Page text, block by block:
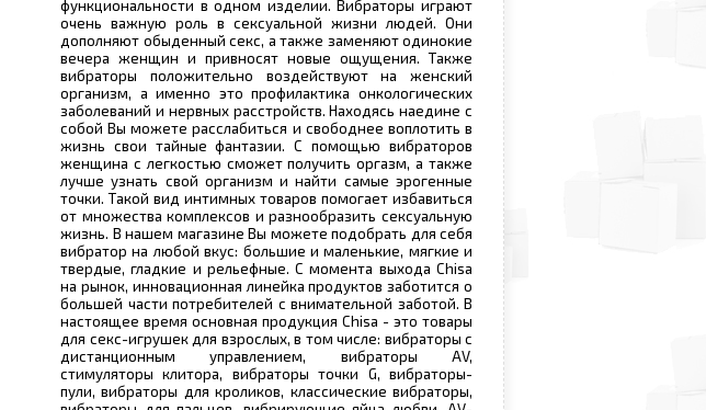
функциональности в одном изделии. Вибраторы играют
очень важную роль в сексуальной жизни людей. Они
дополняют обыденный секс, а также заменяют одинокие
вечера женщин и привносят новые ощущения. Также
вибраторы положительно воздействуют на женский
организм, а именно это профилактика онкологических
заболеваний и нервных расстройств. Находясь наедине с
собой Вы можете расслабиться и свободнее воплотить в
жизнь свои тайные фантазии. С помощью вибраторов
женщина с легкостью сможет получить оргазм, а также
лучше узнать свой организм и найти самые эрогенные
точки. Такой вид интимных товаров помогает избавиться
от множества комплексов и разнообразить сексуальную
жизнь. В нашем магазине Вы можете подобрать для себя
вибратор на любой вкус: большие и маленькие, мягкие и
твердые, гладкие и рельефные. С момента выхода Chisa
на рынок, инновационная линейка продуктов заботится о
большей части потребителей с внимательной заботой. В
настоящее время основная продукция Chisa - это товары
для секс-игрушек для взрослых, в том числе: вибраторы с
дистанционным управлением, вибраторы AV,
стимуляторы клитора, вибраторы точки G, вибраторы-
пули, вибраторы для кроликов, классические вибраторы,